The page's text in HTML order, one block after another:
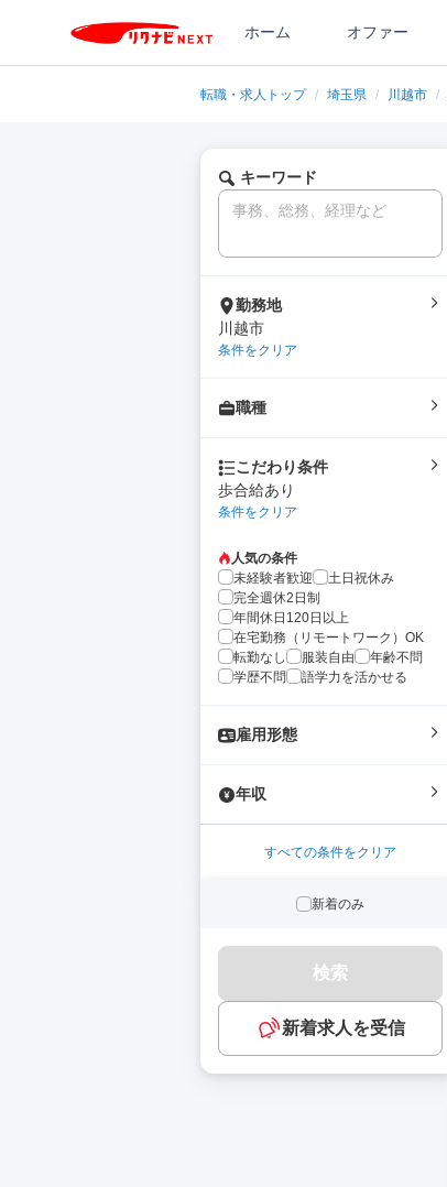
ホーム オファー
転職・求人トップ / 埼玉県 / 川越市 /
キーワード
勤務地
川越市
条件をクリア
職種
こだわり条件
歩合給あり
条件をクリア
人気の条件
未経験者歓迎
土日祝休み
完全週休2日制
年間休日120日以上
在宅勤務（リモートワーク）OK
転勤なし
服装自由
年齢不問
学歴不問
語学力を活かせる
雇用形態
年収
すべての条件をクリア
新着のみ
検索
新着求人を受信